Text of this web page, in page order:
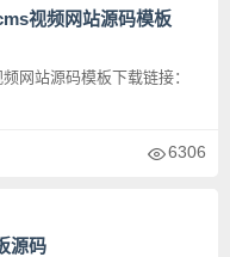
视频网站源码模板
网站源码模板下载链接：
6306
源码